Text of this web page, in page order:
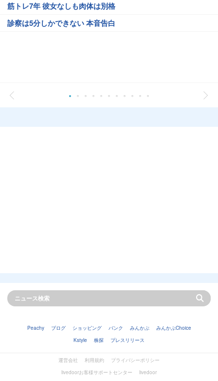
筋トレ7年 彼女なしも肉体は別格
診察は5分しかできない 本音告白
Peachy ブログ ショッピング バンク みんかぶ
みんかぶChoice
Kstyle
株探 プレスリリース
運営会社 利用規約
プライバシーポリシー
livedoorお客様サポートセンター
livedoor